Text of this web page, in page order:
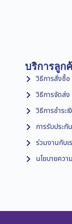
บริการลูก
วิธีการสั่งซื้อ
วิธีการจัดส่ง
วิธีการชำระเ
การรับประกั
ร่วมงานกับเ
นโยบายคว